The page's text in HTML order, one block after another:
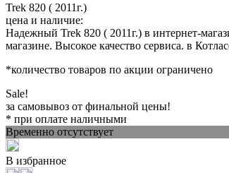
Trek 820 ( 2011г.)
цена и наличие:
Надежный Trek 820 ( 2011г.) в интернет-
магазине. Высокое качество сервиса. в
*количество товаров по акции ограничено
Sale!
за самовывоз от финальной цены!
* при оплате наличными
Временно отсутствует
В избранное